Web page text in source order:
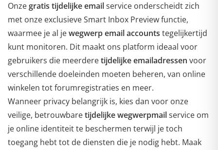
Onzegratis tijdelijke emailservice onderscheidt zich
met onze exclusieve Smart Inbox Preview functie,
waarmee je al jewegwerp email accounts tegelijkertijd
kunt monitoren. Dit maakt ons platform ideaal voor
gebruikers die meerderetijdelijke emailadressen voor
verschillende doeleinden moeten beheren, van online
winkelen tot forumregistraties en meer.
Wanneer privacy belangrijk is, kies dan voor onze
veilige, betrouwbaretijdelijke wegwerpmailservice om
je online identiteit te beschermen terwijl je toch
toegang hebt tot de diensten die je nodig hebt. Maak